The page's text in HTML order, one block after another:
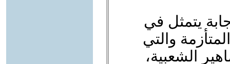
يتمثل في
والتي
الشعبية،